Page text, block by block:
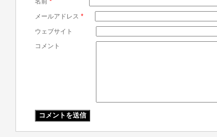
メールアドレス *
ウェブサイト
コメント